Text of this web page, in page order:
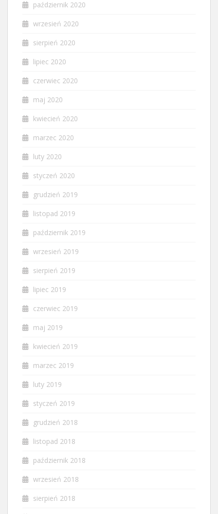
październik 2020
wrzesień 2020
sierpień 2020
lipiec 2020
czerwiec 2020
maj 2020
kwiecień 2020
marzec 2020
luty 2020
styczeń 2020
grudzień 2019
listopad 2019
październik 2019
wrzesień 2019
sierpień 2019
lipiec 2019
czerwiec 2019
maj 2019
kwiecień 2019
marzec 2019
luty 2019
styczeń 2019
grudzień 2018
listopad 2018
październik 2018
wrzesień 2018
sierpień 2018